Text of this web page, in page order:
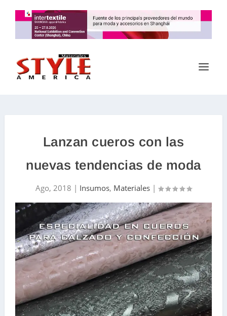
Lanzan cueros con las
nuevas tendencias de moda
Ago, 2018 | Insumos, Materiales|